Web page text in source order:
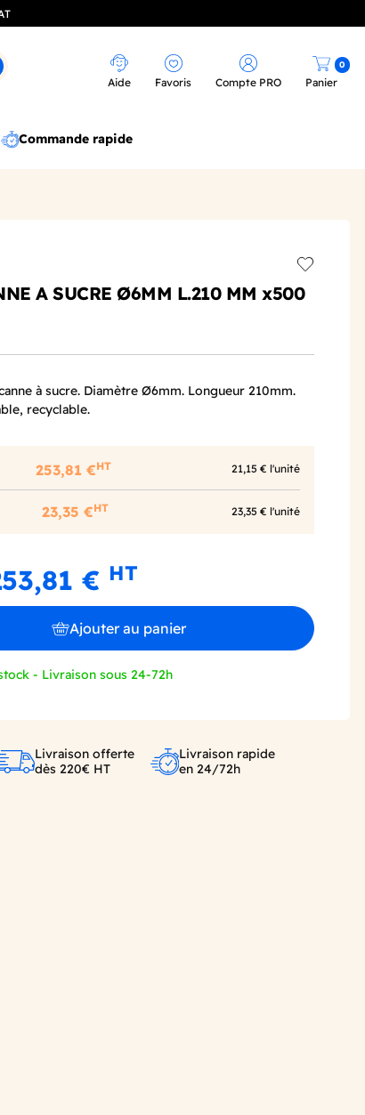
Aide Favoris Compte PRO Panier
0
Commande rapide
A SUCRE Ø6MM L.210 MM x500
à sucre. Diamètre Ø6mm. Longueur 210mm.
recyclable.
253,81 €HT 21,15 € l'unité
23,35 €HT 23,35 € l'unité
€ HT
Ajouter au panier
- Livraison sous 24-72h
Livraison offerte
dès 220€ HT
Livraison rapide
en 24/72h